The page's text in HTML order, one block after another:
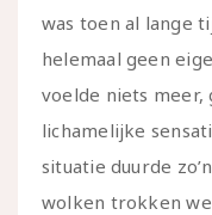
was toen al lange
helemaal geen
voelde niets meer,
lichamelijke
situatie duurde
wolken trokken